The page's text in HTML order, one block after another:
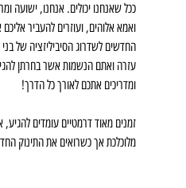
ככל שאנחנו יכולים. אנחנו, ישועה
ואמא אלוהים, ועוזרים להעביר
החדשים לשדרוג הסיביליזציה של
עזרה ואתם הנשמות אשר בחרתן
ומדריכים אתכם לאורך כל הדרך!
זמנים מאוד דרמטיים עומדים
מלוכלכת אך כשרואים את התינוק